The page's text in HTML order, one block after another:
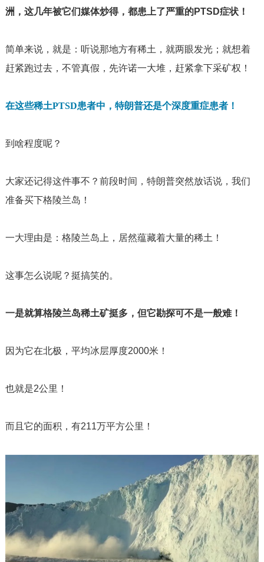
洲，这几年被它们媒体炒得，都患上了严重的PTSD症状！
简单来说，就是：听说那地方有稀土，就两眼发光；就想着
赶紧跑过去，不管真假，先许诺一大堆，赶紧拿下采矿权！
在这些稀土PTSD患者中，特朗普还是个深度重症患者！
到啥程度呢？
大家还记得这件事不？前段时间，特朗普突然放话说，我们
准备买下格陵兰岛！
一大理由是：格陵兰岛上，居然蕴藏着大量的稀土！
这事怎么说呢？挺搞笑的。
一是就算格陵兰岛稀土矿挺多，但它勘探可不是一般难！
因为它在北极，平均冰层厚度2000米！
也就是2公里！
而且它的面积，有211万平方公里！